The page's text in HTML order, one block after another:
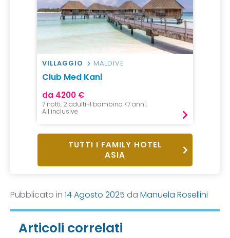
VILLAGGIO MALDIVE
Club Med Kani
da 4200 €
7 notti, 2 adulti+1 bambino <7 anni,
All inclusive
TUTTI I FAMILY HOTEL
ASIA
Pubblicato in 14 Agosto 2025 da Manuela Rosellini
Articoli correlati